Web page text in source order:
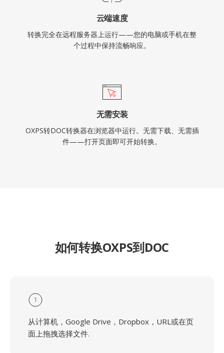
云端速度
转换完全在远程服务器上运行——您的电脑或手机在整
个过程中保持流畅响应。
无需安装
OXPS转DOC转换器在浏览器中运行。无需下载、无需插
件——打开页面即可开始转换。
如何转换OXPS到DOC
1
从计算机，Google Drive，Dropbox，URL或在页
面上拖拽选择文件.